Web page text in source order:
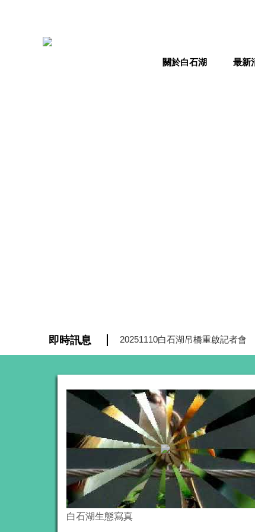
關於白石湖 最新
即時訊息 白石湖休區產地限定-草莓精釀啤酒
白石湖生態寫真
1123花博旅服中心啟用